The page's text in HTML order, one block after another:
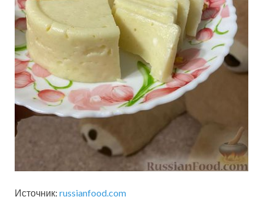
Источник: russianfood.com